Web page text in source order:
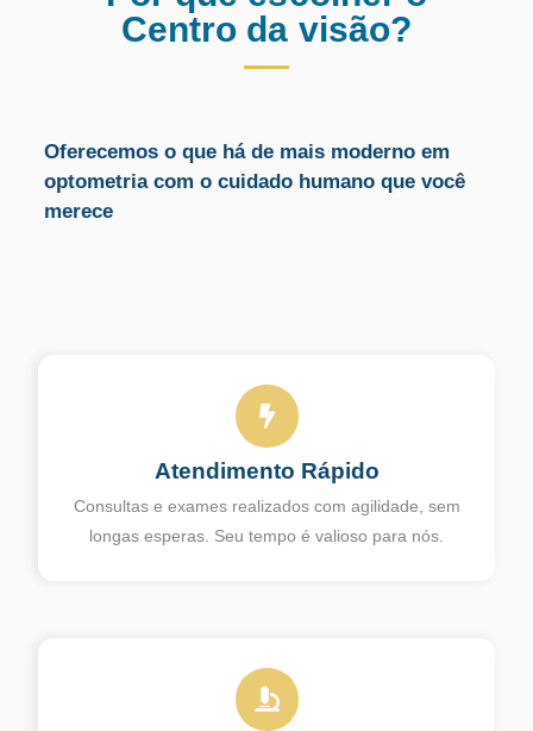
Centro da visão?
Oferecemos o que há de mais moderno em
optometria com o cuidado humano que você
merece
Atendimento Rápido
Consultas e exames realizados com agilidade, sem
longas esperas. Seu tempo é valioso para nós.